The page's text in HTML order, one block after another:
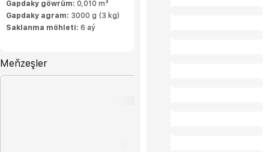
Gapdaky göwrüm: 0,010 m³
Gapdaky agram: 3000 g (3 kg)
Saklanma möhleti: 6 aý
Meňzeşler